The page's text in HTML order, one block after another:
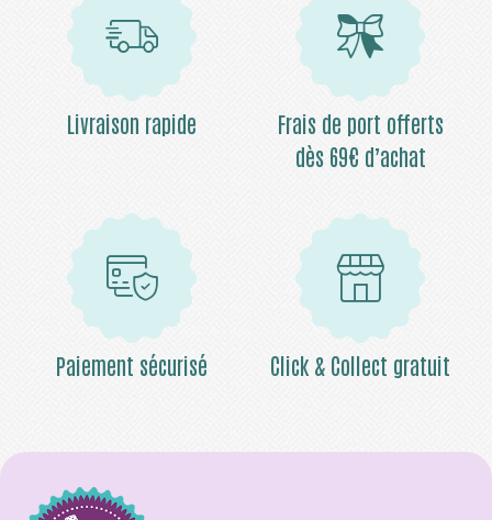
Livraison rapide
Frais de port offerts
dès 69€ d’achat
Paiement sécurisé Click & Collect gratuit